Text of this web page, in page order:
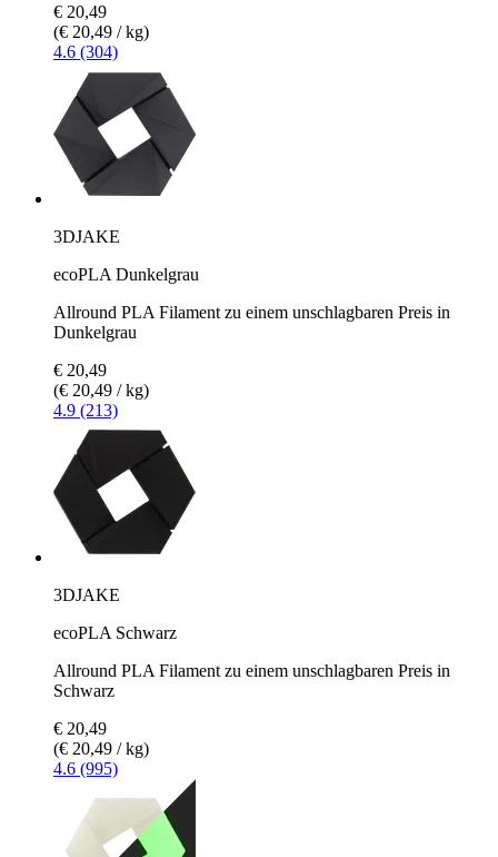
€ 20,49
(€ 20,49 / kg)
4.6 (304)
3DJAKE
ecoPLA Dunkelgrau
Allround PLA Filament zu einem unschlagbaren Preis in
Dunkelgrau
€ 20,49
(€ 20,49 / kg)
4.9 (213)
3DJAKE
ecoPLA Schwarz
Allround PLA Filament zu einem unschlagbaren Preis in
Schwarz
€ 20,49
(€ 20,49 / kg)
4.6 (995)